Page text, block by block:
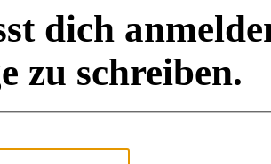
dich
zu schreiben.